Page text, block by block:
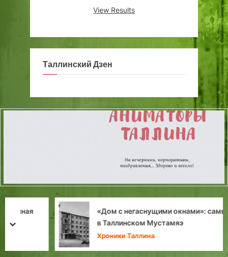
View Results
Таллинский Дзен
«Дом с негаснущими окнами»: самый первый
в Таллинском Мустамяэ
Хроники Таллина
prev
next